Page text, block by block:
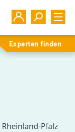
Experten finden
Pfalz